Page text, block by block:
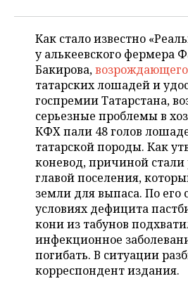
ВУЗЫ ТАТАРСТАНА
КОМУ ПРИНАДЛЕЖАТ
ТОРГОВЫЕ ЦЕНТРЫ
ТАТАРСТАНА
БАНКИ
БЮДЖЕТ
ИНВЕСТИЦИИ
МАШИНОСТРОЕНИЕ
НЕФТЕХИМИЯ
НЕФТЬ
ОПК
ЭНЕРГЕТИКА
НОВОСТИ НЕДВИЖИМОСТИ
АВТО
НОВОСТИ АВТО
БИЗНЕС
НОВОСТИ БИЗНЕСА
РОЗНИЧНАЯ ТОРГОВЛЯ
ТРАНСПОРТ
УСЛУГИ
ТЕХНОЛОГИИ
НОВОСТИ ТЕХНОЛОГИЙ
МЕДИА
ТЕЛЕКОММУНИКАЦИИ
МЕРОПРИЯТИЯ
НОВОСТИ МЕРОПРИЯТИЙ
ВЫЕЗДНАЯ РЕДАКЦИЯ
БИЗНЕС-БРАНЧИ
ONLINE-КОНФЕРЕНЦИИ
ОТКРЫТАЯ ЛЕКЦИЯ
СПОРТ
НОВОСТИ СПОРТА
ФУТБОЛ
ХОККЕЙ
БАСКЕТБОЛ
ОБЩЕСТВО
НОВОСТИ ОБЩЕСТВА
ВЛАСТЬ
ИНФРАСТРУКТУРА
ФОТОГАЛЕРЕЯ
СЮЖЕТЫ
СПРАВОЧНИК
Как стало известно
у алькеевского фермера
Бакирова,возрождающего
татарских лошадей и
госпремии Татарстана,
серьезные проблемы в
КФХ пали 48 голов
татарской породы. Как
коневод, причиной стали
главой поселения,
земли для выпаса. По его
условиях дефицита
кони из табунов
инфекционное
погибать. В ситуации
корреспондент издания.